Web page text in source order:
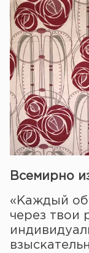
Всемирно
«Каждый
через твои